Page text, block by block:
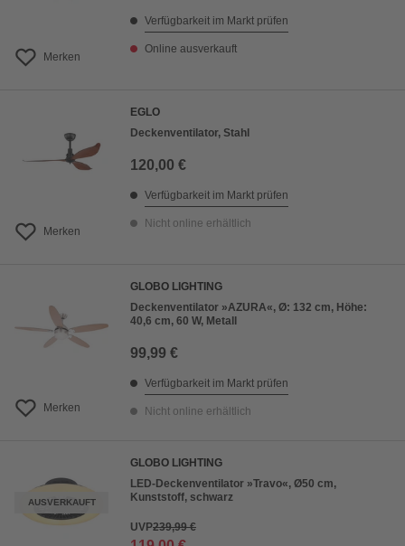
Merken
Verfügbarkeit im Markt prüfen
Online ausverkauft
Merken
EGLO
Deckenventilator, Stahl
120,00 €
Verfügbarkeit im Markt prüfen
Nicht online erhältlich
Merken
GLOBO LIGHTING
Deckenventilator »AZURA«, Ø: 132 cm, Höhe:
40,6 cm, 60 W, Metall
99,99 €
Verfügbarkeit im Markt prüfen
Nicht online erhältlich
AUSVERKAUFT
GLOBO LIGHTING
LED-Deckenventilator »Travo«, Ø50 cm,
Kunststoff, schwarz
UVP239,99 €